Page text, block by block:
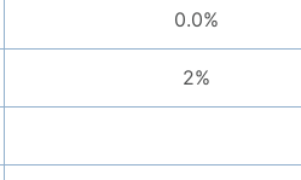
0.0%
2%